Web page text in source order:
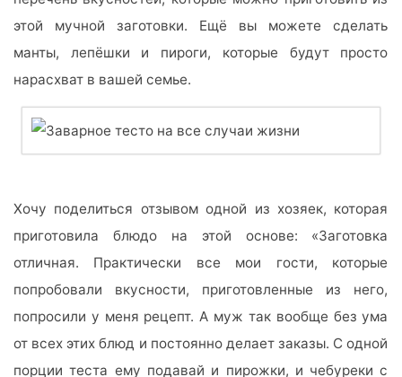
этой мучной заготовки. Ещё вы можете сделать
манты, лепёшки и пироги, которые будут просто
нарасхват в вашей семье.
Хочу поделиться отзывом одной из хозяек, которая
приготовила блюдо на этой основе: «Заготовка
отличная. Практически все мои гости, которые
попробовали вкусности, приготовленные из него,
попросили у меня рецепт. А муж так вообще без ума
от всех этих блюд и постоянно делает заказы. С одной
порции теста ему подавай и пирожки, и чебуреки с